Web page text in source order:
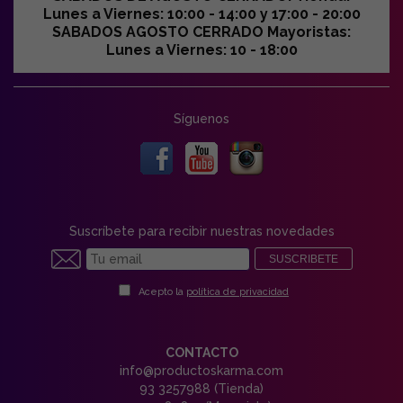
Lunes a Viernes: 10:00 - 14:00 y 17:00 - 20:00
SABADOS AGOSTO CERRADO Mayoristas:
Lunes a Viernes: 10 - 18:00
Síguenos
Suscríbete para recibir nuestras novedades
SUSCRIBETE
Acepto la política de privacidad
CONTACTO
info@productoskarma.com
93 3257988 (Tienda)